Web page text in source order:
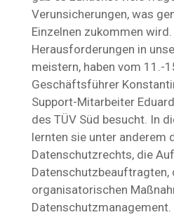
Verunsicherungen, was
Einzelnen zukommen
Herausforderungen in
meistern, haben vom 11.-
Geschäftsführer
Support-Mitarbeiter
des TÜV Süd besucht. In
lernten sie unter anderem
Datenschutzrechts, die
Datenschutzbeauftragten,
organisatorischen